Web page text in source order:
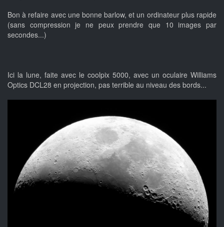
Bon à refaire avec une bonne barlow, et un ordinateur plus rapide
(sans compression je ne peux prendre que 10 images par
secondes...)
Ici la lune, faite avec le coolpix 5000, avec un oculaire Williams
Optics DCL28 en projection, pas terrible au niveau des bords...